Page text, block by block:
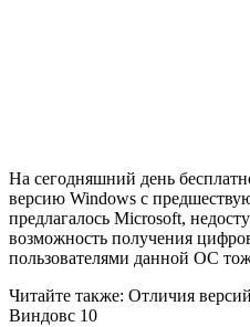
На сегодняшний день
версию Windows с
предлагалось Microsoft,
возможность получения
пользователями данной ОС
Читайте также: Отличия
Виндовс 10